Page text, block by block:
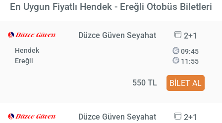
En Uygun Fiyatlı Hendek - Ereğli Otobüs Biletleri
Düzce Güven Seyahat 2+1
Hendek
Ereğli
09:45
11:55
550 TL BİLET AL
Düzce Güven Seyahat 2+1